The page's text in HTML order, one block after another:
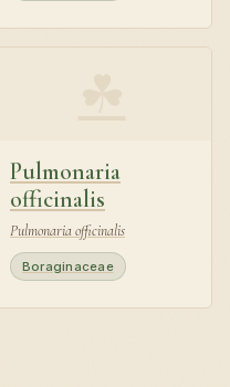
Pulmonaria
officinalis
Pulmonaria officinalis
Boraginaceae